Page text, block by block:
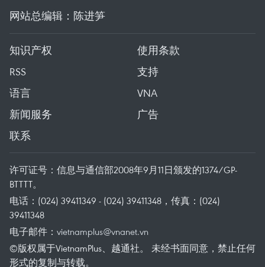
网站总编辑：陈进笋
知识产权
使用条款
RSS
支持
语言
VNA
新闻服务
广告
联系
许可证号：信息与通信部2008年9月11日颁发的1374/GP-
BTTTT。
电话：(024) 39411349 - (024) 39411348，传真：(024)
39411348
电子邮件： vietnamplus@vnanet.vn
©版权属于VietnamPlus、越通社。 未经书面同意，禁止任何
形式的复制与转载。